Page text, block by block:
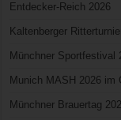
Entdecker-Reich 2026
Kaltenberger
Münchner Sportfestival
Munich MASH 2026 im
Münchner Brauertag